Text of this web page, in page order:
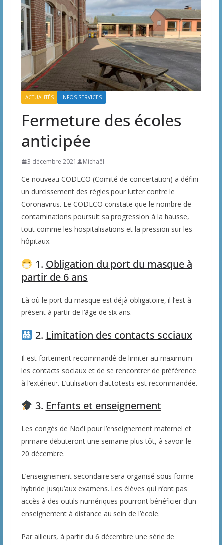
ACTUALITÉS INFOS-SERVICES
Fermeture des écoles
anticipée
3 décembre 2021 Michaël
Ce nouveau CODECO (Comité de concertation) a défini
un durcissement des règles pour lutter contre le
Coronavirus. Le CODECO constate que le nombre de
contaminations poursuit sa progression à la hausse,
tout comme les hospitalisations et la pression sur les
hôpitaux.
1. Obligation du port du masque à
partir de 6 ans
Là où le port du masque est déjà obligatoire, il l’est à
présent à partir de l’âge de six ans.
2. Limitation des contacts sociaux
Il est fortement recommandé de limiter au maximum
les contacts sociaux et de se rencontrer de préférence
à l’extérieur. L’utilisation d’autotests est recommandée.
3. Enfants et enseignement
Les congés de Noël pour l’enseignement maternel et
primaire débuteront une semaine plus tôt, à savoir le
20 décembre.
L’enseignement secondaire sera organisé sous forme
hybride jusqu’aux examens. Les élèves qui n’ont pas
accès à des outils numériques pourront bénéficier d’un
enseignement à distance au sein de l’école.
Par ailleurs, à partir du 6 décembre une série de